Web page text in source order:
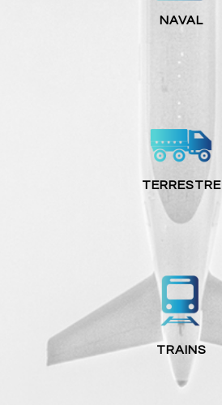
NAVAL
TERRESTRE
TRAINS